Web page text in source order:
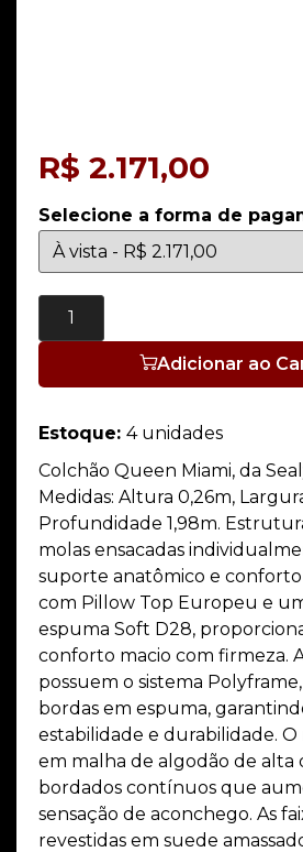
R$ 2.171,00
Selecione a forma de
Adicionar ao
Estoque: 4 unidades
Colchão Queen Miami, da
Medidas: Altura 0,26m,
Profundidade 1,98m.
molas ensacadas
suporte anatômico e conforto
com Pillow Top Europeu e
espuma Soft D28,
conforto macio com firmeza.
possuem o sistema
bordas em espuma,
estabilidade e durabilidade.
em malha de algodão de alta
bordados contínuos que
sensação de aconchego. As
revestidas em suede